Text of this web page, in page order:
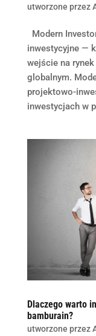
utworzone przez
Modern
inwestycyjne —
wejście na
globalnym.
projektowo-
inwestycjach w
Dlaczego warto
bamburain?
utworzone przez